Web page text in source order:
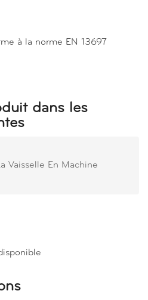
à la norme EN 13697
dans les
Vaisselle En Machine